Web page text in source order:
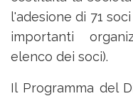
l'adesione di 71
importanti
elenco dei soci).
Il Programma del